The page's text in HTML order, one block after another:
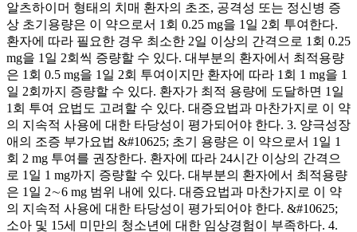
알츠하이머 형태의 치매 환자의 초조, 공격성 또는 정신병 증
상 초기용량은 이 약으로서 1회 0.25 mg을 1일 2회 투여한다.
환자에 따라 필요한 경우 최소한 2일 이상의 간격으로 1회 0.25
mg을 1일 2회씩 증량할 수 있다. 대부분의 환자에서 최적용량
은 1회 0.5 mg을 1일 2회 투여이지만 환자에 따라 1회 1 mg을 1
일 2회까지 증량할 수 있다. 환자가 최적 용량에 도달하면 1일
1회 투여 요법도 고려할 수 있다. 대증요법과 마찬가지로 이 약
의 지속적 사용에 대한 타당성이 평가되어야 한다. 3. 양극성장
애의 조증 부가요법 &#10625; 초기 용량은 이 약으로서 1일 1
회 2 mg 투여를 권장한다. 환자에 따라 24시간 이상의 간격으
로 1일 1 mg까지 증량할 수 있다. 대부분의 환자에서 최적용량
은 1일 2∼6 mg 범위 내에 있다. 대증요법과 마찬가지로 이 약
의 지속적 사용에 대한 타당성이 평가되어야 한다. &#10625;
소아 및 15세 미만의 청소년에 대한 임상경험이 부족하다. 4.